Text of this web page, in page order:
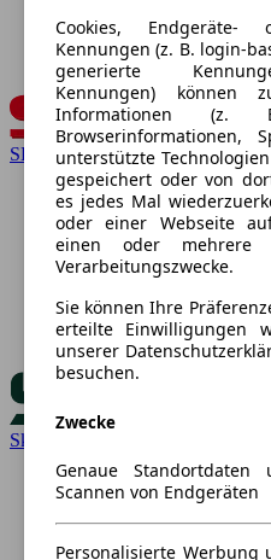
SEAT
Skoda
Cookies, Endgeräte-
Kennungen (z. B. login-
generierte
Kennungen) können
Informationen (z.
Browserinformationen,
unterstützte
gespeichert oder von
es jedes Mal
oder einer Webseite
einen oder mehrere
Verarbeitungszwecke.
Sie können Ihre
erteilte Einwilligungen
unserer
besuchen.
Zwecke
Genaue
Scannen von Endgeräten
Personalisierte Werbung